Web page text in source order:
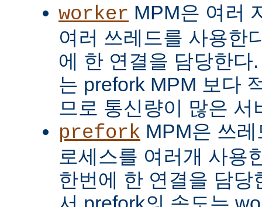
worker MPM은 여러
여러 쓰레드를 사용한
에 한 연결을 담당한다
는 prefork MPM 보다
므로 통신량이 많은 서
prefork MPM은 쓰
로세스를 여러개 사용
한번에 한 연결을 담당